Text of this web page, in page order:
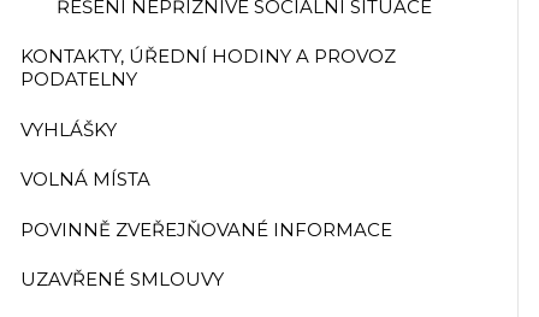
ŘEŠENÍ NEPŘÍZNIVÉ SOCIÁLNÍ SITUACE
KONTAKTY, ÚŘEDNÍ HODINY A PROVOZ
PODATELNY
VYHLÁŠKY
VOLNÁ MÍSTA
POVINNĚ ZVEŘEJŇOVANÉ INFORMACE
UZAVŘENÉ SMLOUVY